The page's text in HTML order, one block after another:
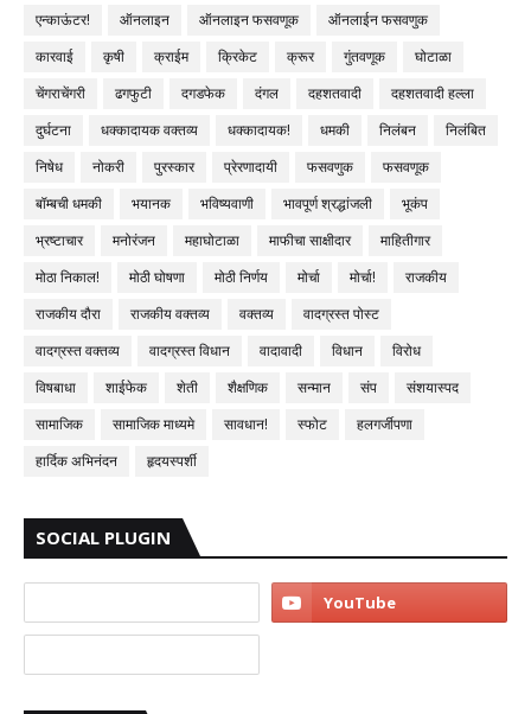
एन्काऊंटर!
ऑनलाइन ऑनलाइन फसवणूक
ऑनलाईन फसवणुक
कारवाई
कृषी क्राईम क्रिकेट क्रूर गुंतवणूक
घोटाळा
चेंगराचेंगरी
ढगफुटी दगडफेक दंगल दहशतवादी
दहशतवादी हल्ला
दुर्घटना
धक्कादायक वक्तव्य धक्कादायक! धमकी निलंबन
निलंबित
निषेध
नोकरी पुरस्कार प्रेरणादायी फसवणुक
फसवणूक
बॉम्बची धमकी
भयानक भविष्यवाणी भावपूर्ण श्रद्धांजली
भूकंप
भ्रष्टाचार
मनोरंजन महाघोटाळा माफीचा साक्षीदार
माहितीगार
मोठा निकाल!
मोठी घोषणा मोठी निर्णय मोर्चा मोर्चा!
राजकीय
राजकीय दौरा
राजकीय वक्तव्य वक्तव्य
वादग्रस्त पोस्ट
वादग्रस्त वक्तव्य
वादग्रस्त विधान वादावादी विधान
विरोध
विषबाधा
शाईफेक शेती शैक्षणिक सन्मान संप
संशयास्पद
सामाजिक
सामाजिक माध्यमे सावधान! स्फोट
हलगर्जीपणा
हार्दिक अभिनंदन
हृदयस्पर्शी
SOCIAL PLUGIN